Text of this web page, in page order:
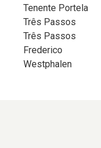
Tenente Portela
Três Passos
Três Passos
Frederico
Westphalen